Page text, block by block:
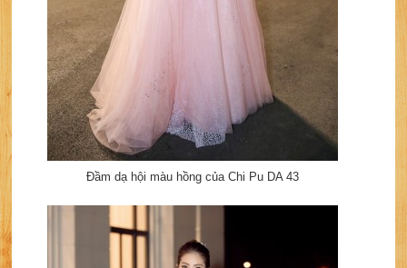
Đầm dạ hội màu hồng của Chi Pu DA 43